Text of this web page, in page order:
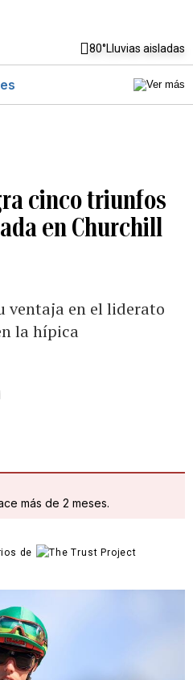
80°Lluvias aisladas
cinco triunfos
en Churchill
ventaja en el liderato
la hípica
más de 2 meses.
de